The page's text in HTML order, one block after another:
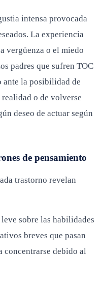
intensa provocada
La experiencia
vergüenza o el miedo
padres que sufren TOC
ante la posibilidad de
o de volverse
deseo de actuar según
de pensamiento
trastorno revelan
sobre las habilidades
breves que pasan
debido al